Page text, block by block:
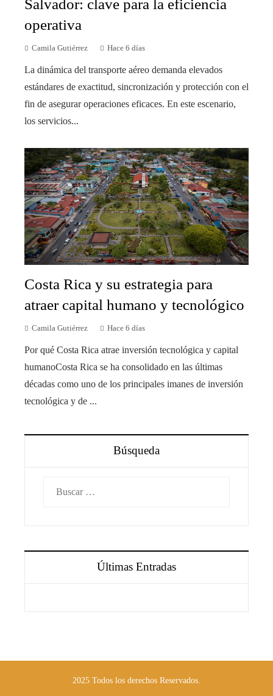
Salvador: clave para la eficiencia
operativa
Camila Gutiérrez Hace 6 días
La dinámica del transporte aéreo demanda elevados
estándares de exactitud, sincronización y protección con el
fin de asegurar operaciones eficaces. En este escenario,
los servicios...
Costa Rica y su estrategia para
atraer capital humano y tecnológico
Camila Gutiérrez Hace 6 días
Por qué Costa Rica atrae inversión tecnológica y capital
humanoCosta Rica se ha consolidado en las últimas
décadas como uno de los principales imanes de inversión
tecnológica y de ...
Búsqueda
Últimas Entradas
2025 Todos los derechos Reservados.